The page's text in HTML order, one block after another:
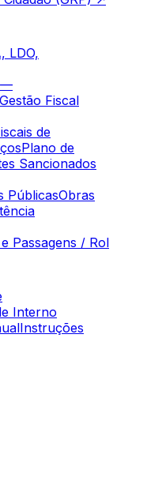
LDO,
—
Fiscal
de
Plano de
Sancionados
PúblicasObras
Passagens / Rol
Interno
Instruções